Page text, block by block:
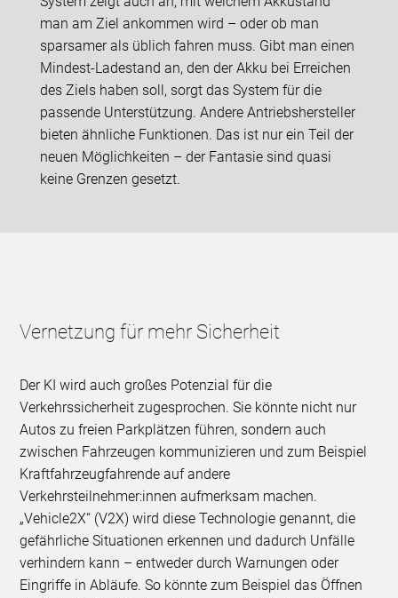
man am Ziel ankommen wird – oder ob man
sparsamer als üblich fahren muss. Gibt man einen
Mindest-Ladestand an, den der Akku bei Erreichen
des Ziels haben soll, sorgt das System für die
passende Unterstützung. Andere Antriebshersteller
bieten ähnliche Funktionen. Das ist nur ein Teil der
neuen Möglichkeiten – der Fantasie sind quasi
keine Grenzen gesetzt.
Vernetzung für mehr Sicherheit
Der KI wird auch großes Potenzial für die
Verkehrssicherheit zugesprochen. Sie könnte nicht nur
Autos zu freien Parkplätzen führen, sondern auch
zwischen Fahrzeugen kommunizieren und zum Beispiel
Kraftfahrzeugfahrende auf andere
Verkehrsteilnehmer:innen aufmerksam machen.
„Vehicle2X“ (V2X) wird diese Technologie genannt, die
gefährliche Situationen erkennen und dadurch Unfälle
verhindern kann – entweder durch Warnungen oder
Eingriffe in Abläufe. So könnte zum Beispiel das Öffnen